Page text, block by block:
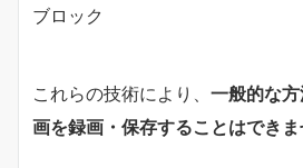
ブロック
これらの技術により、 一般的な
画を録画・保存することはできま